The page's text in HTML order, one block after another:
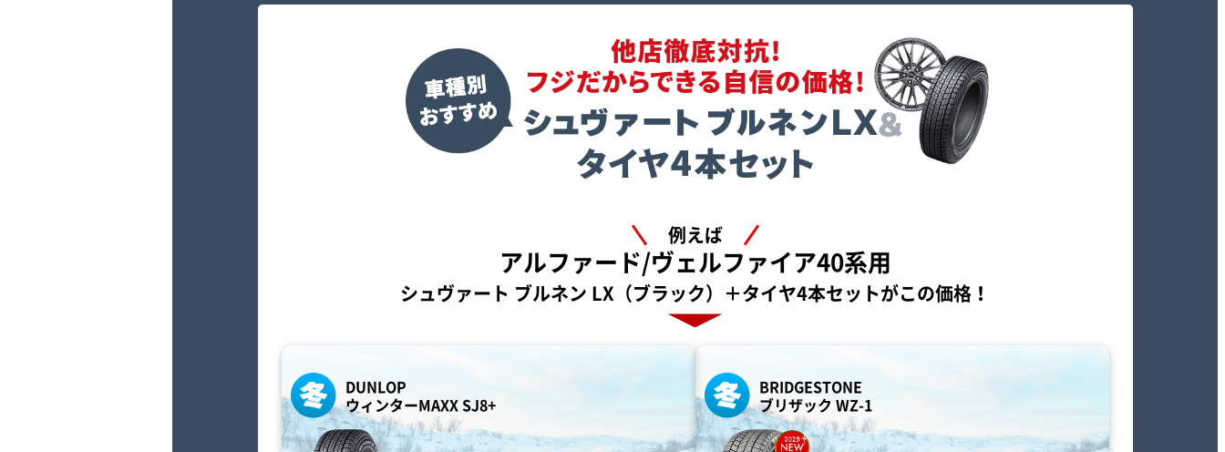
例えば
アルファード/ヴェルファイア40系用
シュヴァート ブルネン LX（ブラック） ＋タイヤ4本セットがこの価格！
DUNLOP
ウィンターMAXX SJ8+
BRIDGESTONE
ブリザック WZ-1